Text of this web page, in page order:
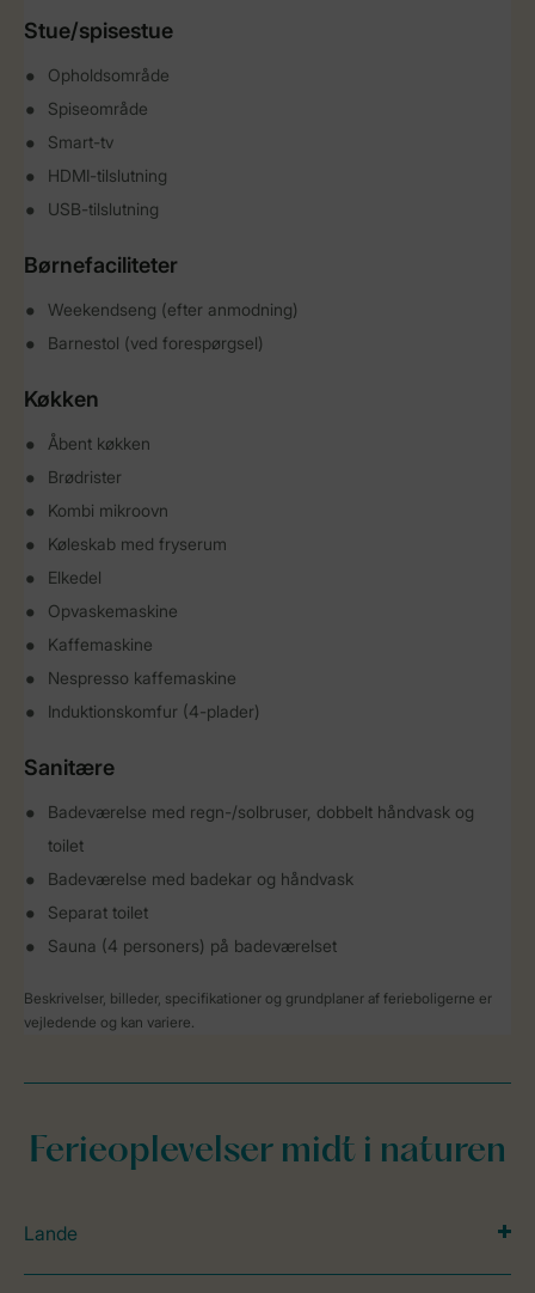
Stue/spisestue
Opholdsområde
Spiseområde
Smart-tv
HDMI-tilslutning
USB-tilslutning
Børnefaciliteter
Weekendseng (efter anmodning)
Barnestol (ved forespørgsel)
Køkken
Åbent køkken
Brødrister
Kombi mikroovn
Køleskab med fryserum
Elkedel
Opvaskemaskine
Kaffemaskine
Nespresso kaffemaskine
Induktionskomfur (4-plader)
Sanitære
Badeværelse med regn-/solbruser, dobbelt håndvask og
toilet
Badeværelse med badekar og håndvask
Separat toilet
Sauna (4 personers) på badeværelset
Beskrivelser, billeder, specifikationer og grundplaner af ferieboligerne er
vejledende og kan variere.
Ferieoplevelser midt i naturen
Lande